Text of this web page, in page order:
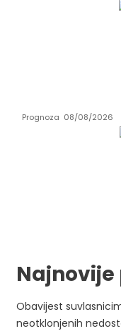
Prognoza 08/08/2026
Obavijest
neotklonjenih